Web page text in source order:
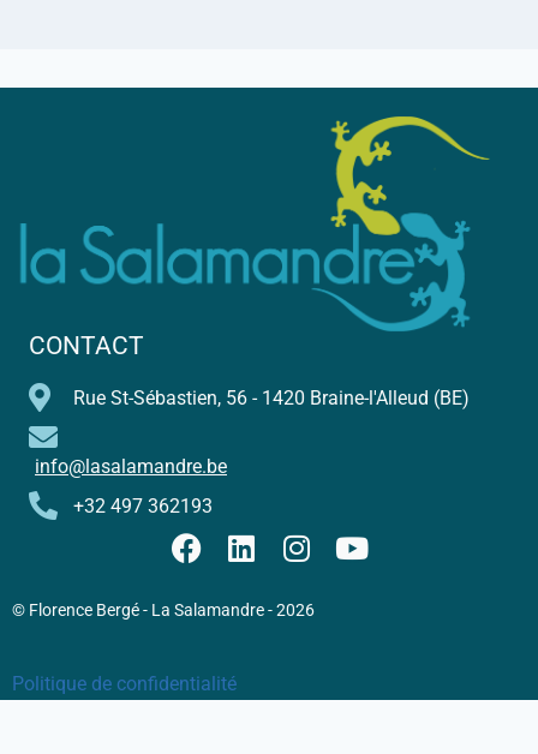
CONTACT
Rue St-Sébastien, 56 - 1420 Braine-l'Alleud (BE)
info@lasalamandre.be
+32 497 362193
© Florence Bergé - La Salamandre - 2026
Politique de confidentialité